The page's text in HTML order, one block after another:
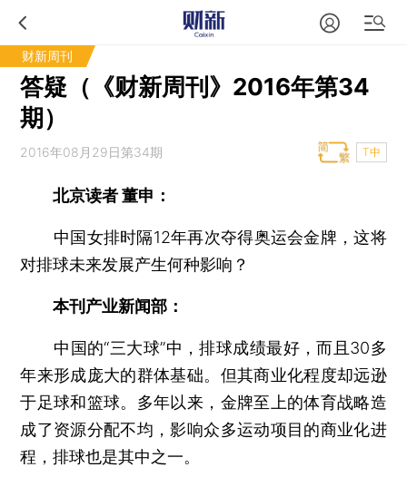
财新周刊
答疑（《财新周刊》2016年第34
期）
2016年08月29日第34期 T中
北京读者 董申：
中国女排时隔12年再次夺得奥运会金牌，这将
对排球未来发展产生何种影响？
本刊产业新闻部：
中国的“三大球”中，排球成绩最好，而且30多
年来形成庞大的群体基础。但其商业化程度却远逊
于足球和篮球。多年以来，金牌至上的体育战略造
成了资源分配不均，影响众多运动项目的商业化进
程，排球也是其中之一。